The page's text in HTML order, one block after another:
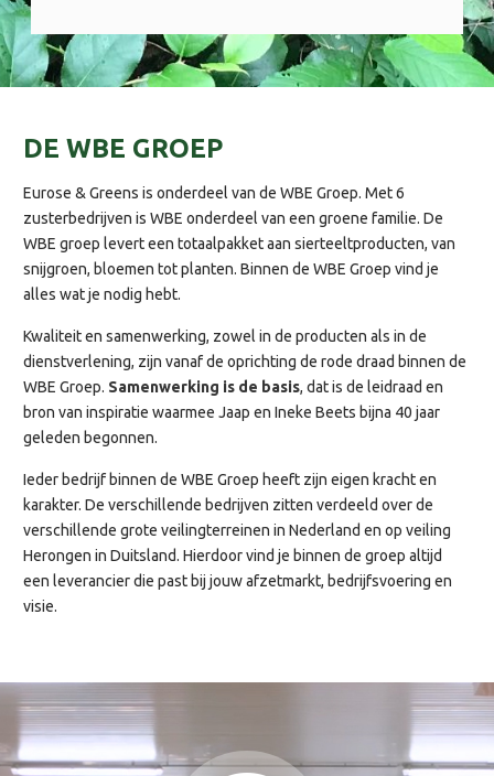
DE WBE GROEP
Eurose & Greens is onderdeel van de WBE Groep. Met 6
zusterbedrijven is WBE onderdeel van een groene familie. De
WBE groep levert een totaalpakket aan sierteeltproducten, van
snijgroen, bloemen tot planten. Binnen de WBE Groep vind je
alles wat je nodig hebt.
Kwaliteit en samenwerking, zowel in de producten als in de
dienstverlening, zijn vanaf de oprichting de rode draad binnen de
WBE Groep. Samenwerking is de basis, dat is de leidraad en
bron van inspiratie waarmee Jaap en Ineke Beets bijna 40 jaar
geleden begonnen.
Ieder bedrijf binnen de WBE Groep heeft zijn eigen kracht en
karakter. De verschillende bedrijven zitten verdeeld over de
verschillende grote veilingterreinen in Nederland en op veiling
Herongen in Duitsland. Hierdoor vind je binnen de groep altijd
een leverancier die past bij jouw afzetmarkt, bedrijfsvoering en
visie.